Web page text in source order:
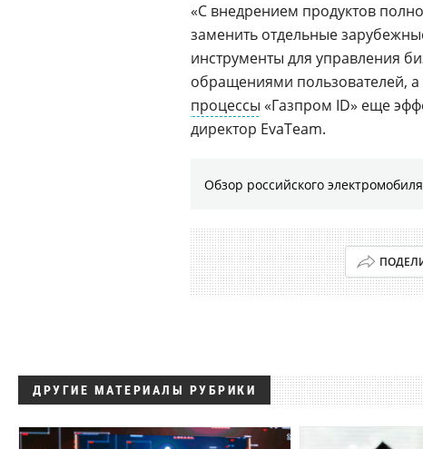
«С внедрением продуктов
заменить отдельные
инструменты для управления
обращениями пользователей, а
процессы «Газпром ID» еще
директор EvaTeam.
Обзор российского
ДРУГИЕ МАТЕРИАЛЫ РУБРИКИ